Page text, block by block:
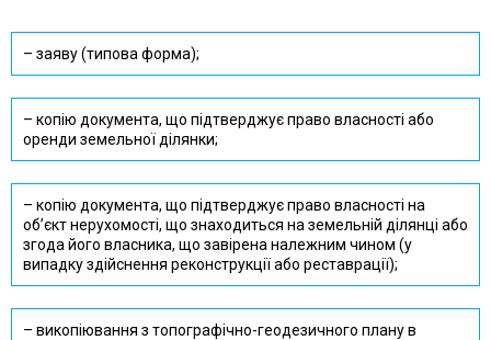
– заяву (типова форма);
– копію документа, що підтверджує право власності або
оренди земельної ділянки;
– копію документа, що підтверджує право власності на
об’єкт нерухомості, що знаходиться на земельній ділянці або
згода його власника, що завірена належним чином (у
випадку здійснення реконструкції або реставрації);
– викопіювання з топографічно-геодезичного плану в